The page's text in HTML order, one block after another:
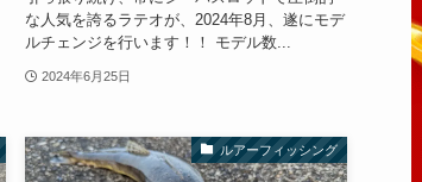
な人気を誇るラテオが、2024年8月、遂にモデ
ルチェンジを行います！！ モデル数...
2024年6月25日
ルアーフィッシング